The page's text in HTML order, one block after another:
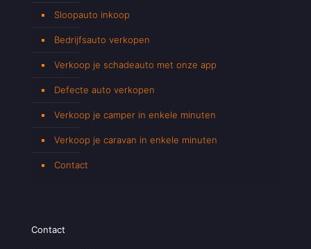
Sloopauto inkoop
Bedrijfsauto verkopen
Verkoop je schadeauto met onze app
Defecte auto verkopen
Verkoop je camper in enkele minuten
Verkoop je caravan in enkele minuten
Contact
Contact